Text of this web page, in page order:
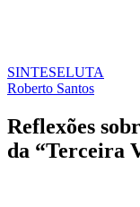
SINTESELUTA
Roberto Santos
Reflexões
da “Terceira